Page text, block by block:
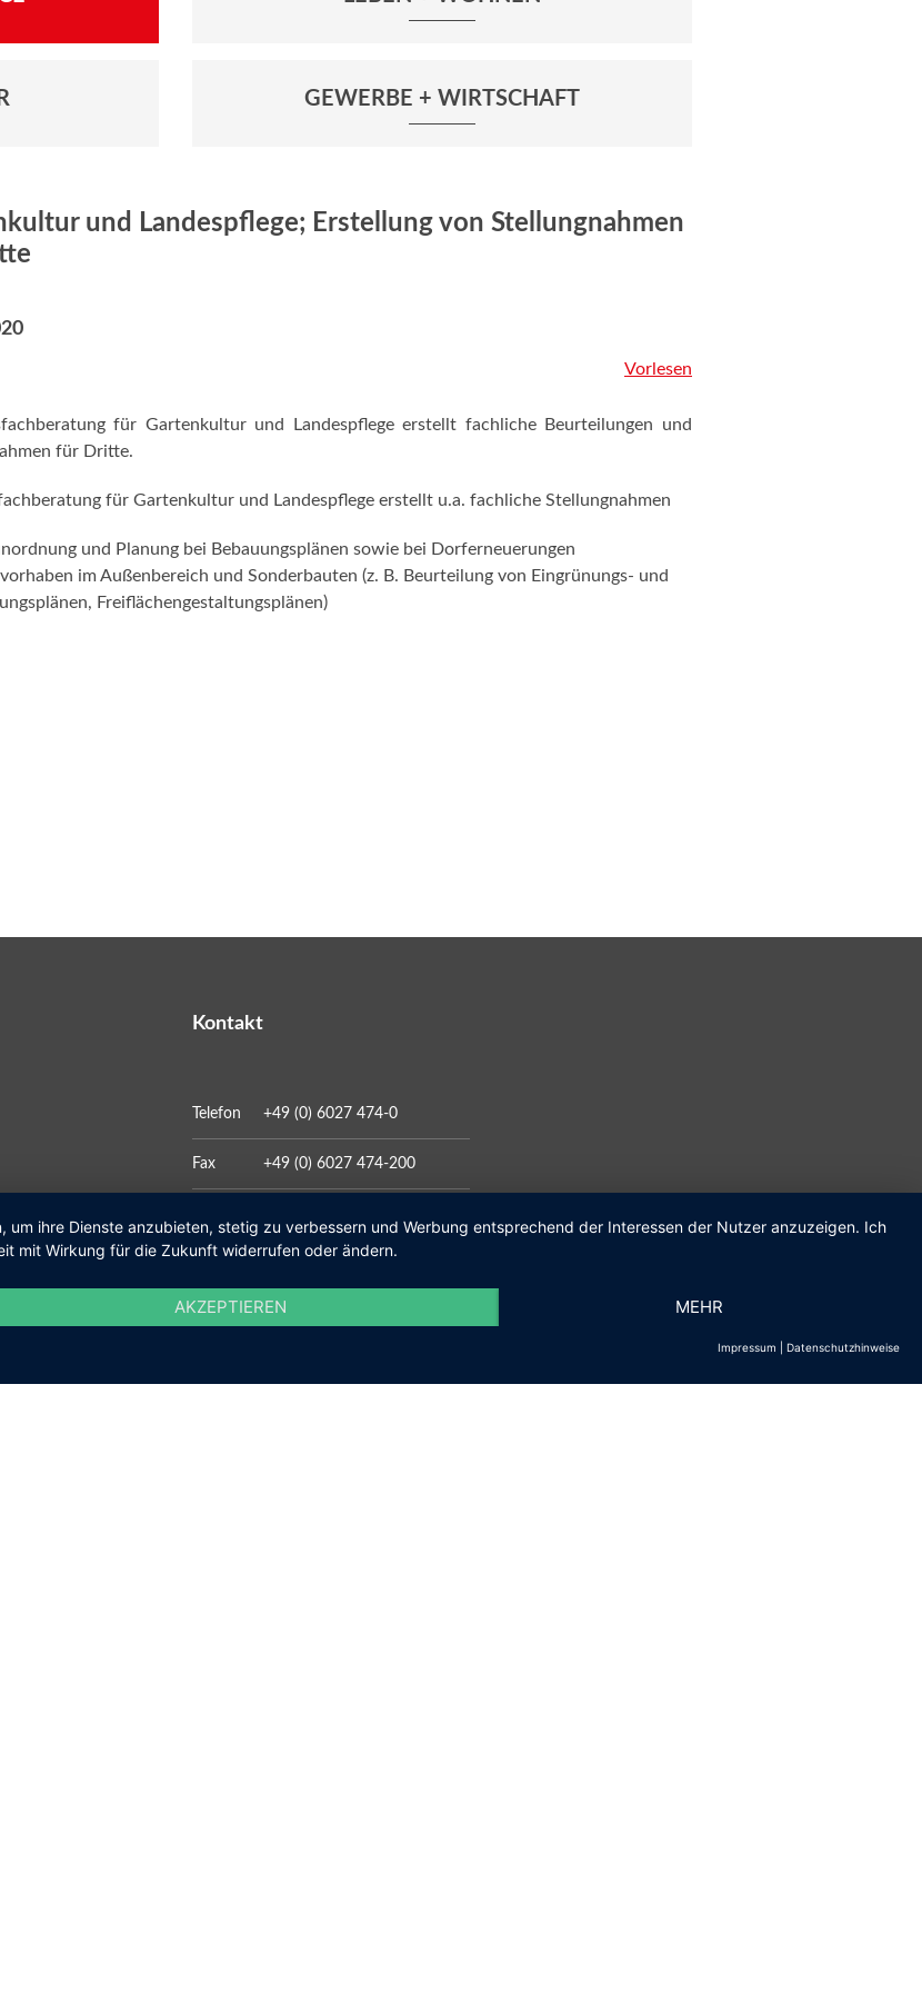
GEWERBE + WIRTSCHAFT
und Landespflege; Erstellung von Stellungnahmen
Vorlesen
für Gartenkultur und Landespflege erstellt fachliche Beurteilungen und
für Dritte.
für Gartenkultur und Landespflege erstellt u.a. fachliche Stellungnahmen
und Planung bei Bebauungsplänen sowie bei Dorferneuerungen
im Außenbereich und Sonderbauten (z. B. Beurteilung von Eingrünungs- und
Freiflächengestaltungsplänen)
Kontakt
Telefon +49 (0) 6027 474-0
Fax +49 (0) 6027 474-200
Social Media
um ihre Dienste anzubieten, stetig zu verbessern und Werbung entsprechend der Interessen der Nutzer anzuzeigen. Ich
mit Wirkung für die Zukunft widerrufen oder ändern.
AKZEPTIEREN MEHR
Impressum Datenschutzhinweise